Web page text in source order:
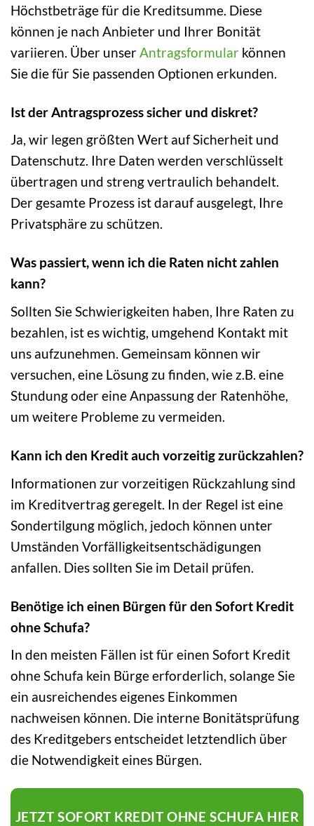
Höchstbeträge für die Kreditsumme. Diese
können je nach Anbieter und Ihrer Bonität
variieren. Über unserAntragsformular können
Sie die für Sie passenden Optionen erkunden.
Ist der Antragsprozess sicher und diskret?
Ja, wir legen größten Wert auf Sicherheit und
Datenschutz. Ihre Daten werden verschlüsselt
übertragen und streng vertraulich behandelt.
Der gesamte Prozess ist darauf ausgelegt, Ihre
Privatsphäre zu schützen.
Was passiert, wenn ich die Raten nicht zahlen
kann?
Sollten Sie Schwierigkeiten haben, Ihre Raten zu
bezahlen, ist es wichtig, umgehend Kontakt mit
uns aufzunehmen. Gemeinsam können wir
versuchen, eine Lösung zu finden, wie z.B. eine
Stundung oder eine Anpassung der Ratenhöhe,
um weitere Probleme zu vermeiden.
Kann ich den Kredit auch vorzeitig zurückzahlen?
Informationen zur vorzeitigen Rückzahlung sind
im Kreditvertrag geregelt. In der Regel ist eine
Sondertilgung möglich, jedoch können unter
Umständen Vorfälligkeitsentschädigungen
anfallen. Dies sollten Sie im Detail prüfen.
Benötige ich einen Bürgen für den Sofort Kredit
ohne Schufa?
In den meisten Fällen ist für einen Sofort Kredit
ohne Schufa kein Bürge erforderlich, solange Sie
ein ausreichendes eigenes Einkommen
nachweisen können. Die interne Bonitätsprüfung
des Kreditgebers entscheidet letztendlich über
die Notwendigkeit eines Bürgen.
JETZT SOFORT KREDIT OHNE SCHUFA HIER